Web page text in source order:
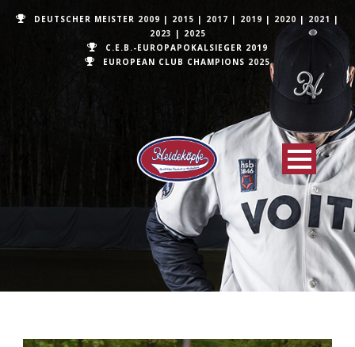
DEUTSCHER MEISTER 2009 | 2015 | 2017 | 2019 | 2020 | 2021 |
2023 | 2025
C.E.B.-EUROPAPOKALSIEGER 2019
EUROPEAN CLUB CHAMPIONS 2025